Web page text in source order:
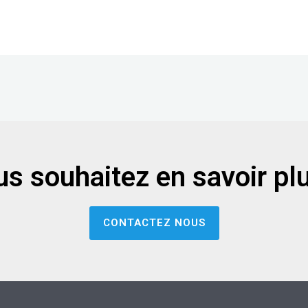
souhaitez en savoir
CONTACTEZ NOUS